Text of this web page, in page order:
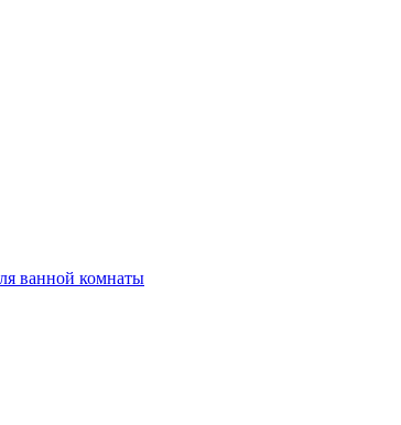
ванной комнаты